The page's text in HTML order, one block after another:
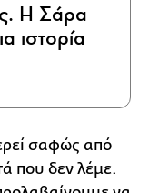
H Σάρα
ιστορία
σαφώς από
που δεν λέμε.